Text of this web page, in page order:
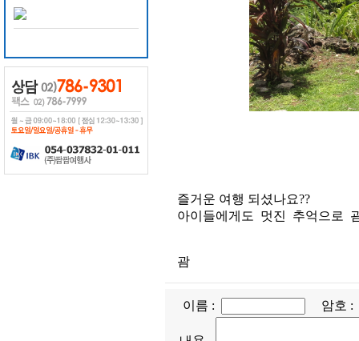
즐거운 여행 되셨나요??
아이들에게도 멋진 추억으로
괌
이름 : 암호 :